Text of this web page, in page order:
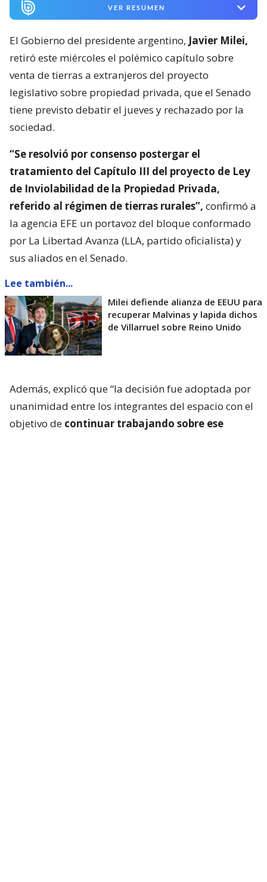
VER RESUMEN
El Gobierno del presidente argentino, Javier Milei,
retiró este miércoles el polémico capítulo sobre
venta de tierras a extranjeros del proyecto
legislativo sobre propiedad privada, que el Senado
tiene previsto debatir el jueves y rechazado por la
sociedad.
“Se resolvió por consenso postergar el
tratamiento del Capítulo III del proyecto de Ley
de Inviolabilidad de la Propiedad Privada,
referido al régimen de tierras rurales”, confirmó a
la agencia EFE un portavoz del bloque conformado
por La Libertad Avanza (LLA, partido oficialista) y
sus aliados en el Senado.
Lee también...
Milei defiende alianza de EEUU para
recuperar Malvinas y lapida dichos
de Villarruel sobre Reino Unido
Además, explicó que “la decisión fue adoptada por
unanimidad entre los integrantes del espacio con el
objetivo de continuar trabajando sobre ese